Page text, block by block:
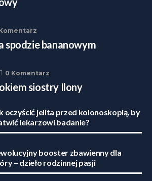
spodzie bananowym
0 Komentarz
siostry Ilony
oczyścić jelita przed kolonoskopią, by
lekarzowi badanie?
booster zbawienny dla
– dzieło rodzinnej pasji